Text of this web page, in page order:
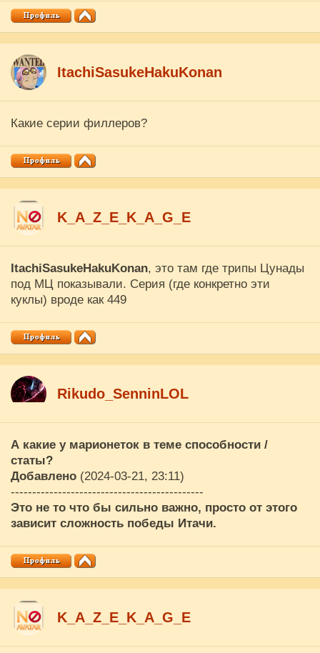
ItachiSasukeHakuKonan
Какие серии филлеров?
K_A_Z_E_K_A_G_E
ItachiSasukeHakuKonan, это там где трипы Цунады
под МЦ показывали. Серия (где конкретно эти
куклы) вроде как 449
Rikudo_SenninLOL
А какие у марионеток в теме способности /
статы?
Добавлено (2024-03-21, 23:11)
---------------------------------------------
Это не то что бы сильно важно, просто от этого
зависит сложность победы Итачи.
K_A_Z_E_K_A_G_E